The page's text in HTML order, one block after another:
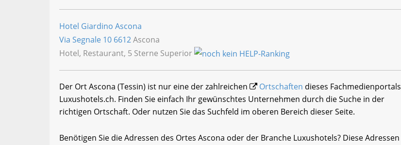
Hotel Giardino Ascona
Via Segnale 10 6612Ascona
Hotel, Restaurant, 5 Sterne Superior
Der Ort Ascona (Tessin) ist nur eine der zahlreichen Ortschaften dieses Fachmedienportals
Luxushotels.ch. Finden Sie einfach Ihr gewünschtes Unternehmen durch die Suche in der
richtigen Ortschaft. Oder nutzen Sie das Suchfeld im oberen Bereich dieser Seite.
Benötigen Sie die Adressen des Ortes Ascona oder der Branche Luxushotels? Diese Adressen